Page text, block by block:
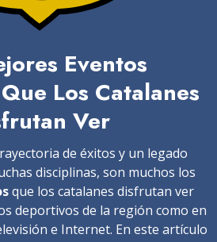
Eventos
Los Catalanes
Ver
de éxitos y un legado
disciplinas, son muchos los
que los catalanes disfrutan ver
deportivos de la región como en
e Internet. En este artículo